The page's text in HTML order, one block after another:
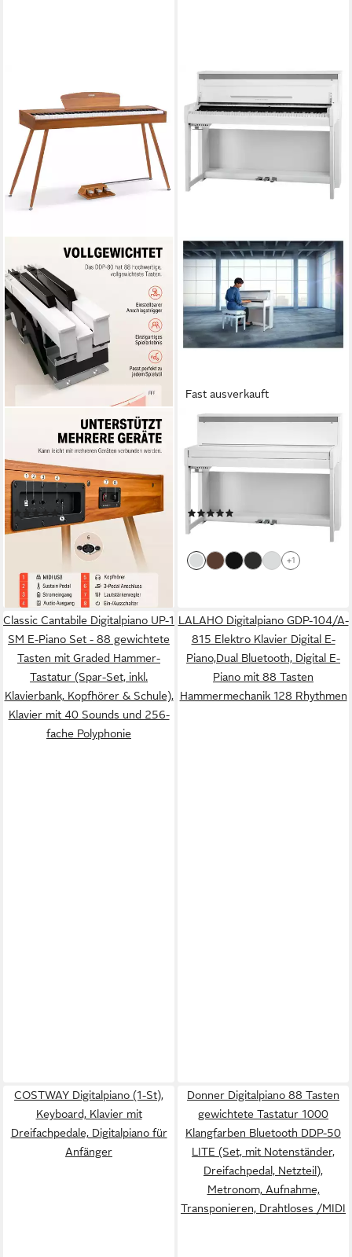
Digitalpiano E-Piano 88
Tasten Hammermechanik
Keyboard 128 Polyphonie
DDP 80 (Set, mit
Notenständer, Dreifachpedal,
Netzteil), für
Anfänger,Elektrisches
Tastaturklavier zu Hause,128
Polyphonie
(5)
419,99 € UVP
lieferbar - in 6-7 Werktagen bei dir
Fast ausverkauft
CLASSIC CANTABILE
Digitalpiano UP-1 WM E-Piano
- 88 gewichtete Tasten mit
Twinova-Piano Funktion - 22
Effekte, 40 Sounds
798,00 €
lieferbar - in 2-3 Werktagen bei dir
+1
Classic Cantabile Digitalpiano UP-1
SM E-Piano Set - 88 gewichtete
Tasten mit Graded Hammer-
Tastatur (Spar-Set, inkl.
Klavierbank, Kopfhörer & Schule),
Klavier mit 40 Sounds und 256-
fache Polyphonie
LALAHO Digitalpiano GDP-104/A-
815 Elektro Klavier Digital E-
Piano,Dual Bluetooth, Digital E-
Piano mit 88 Tasten
Hammermechanik 128 Rhythmen
COSTWAY Digitalpiano (1-St),
Keyboard, Klavier mit
Dreifachpedale, Digitalpiano für
Anfänger
Donner Digitalpiano 88 Tasten
gewichtete Tastatur 1000
Klangfarben Bluetooth DDP-50
LITE (Set, mit Notenständer,
Dreifachpedal, Netzteil),
Metronom, Aufnahme,
Transponieren, Drahtloses /MIDI